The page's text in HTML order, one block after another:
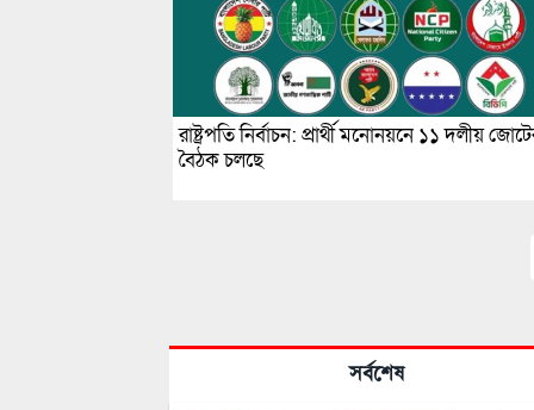
রাষ্ট্রপতি নির্বাচন: প্রার্থী মনোনয়নে ১১ দলীয়
বৈঠক চলছে
সর্বশেষ